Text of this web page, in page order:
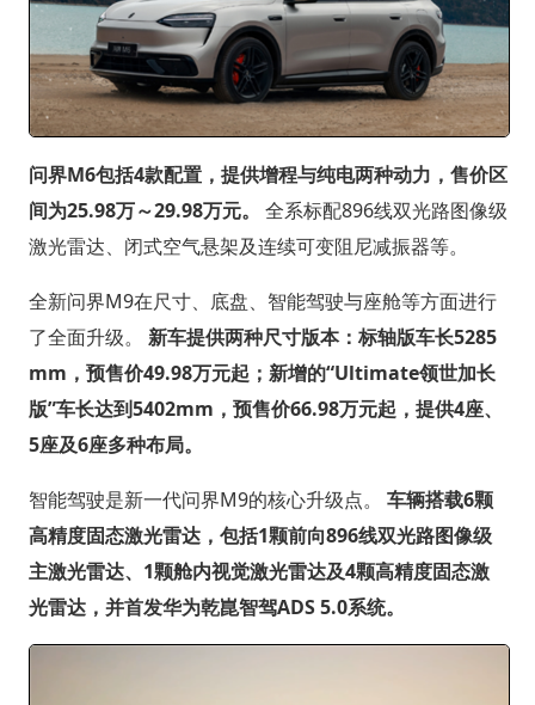
问界M6包括4款配置，提供增程与纯电两种动力，售价区
间为25.98万～29.98万元。
全系标配896线双光路图像级
激光雷达、闭式空气悬架及连续可变阻尼减振器等。
全新问界M9在尺寸、底盘、智能驾驶与座舱等方面进行
了全面升级。 新车提供两种尺寸版本：标轴版车长5285
mm，预售价49.98万元起；新增的“Ultimate领世加长
版”车长达到5402mm，预售价66.98万元起，提供4座、
5座及6座多种布局。
智能驾驶是新一代问界M9的核心升级点。 车辆搭载6颗
高精度固态激光雷达，包括1颗前向896线双光路图像级
主激光雷达、1颗舱内视觉激光雷达及4颗高精度固态激
光雷达，并首发华为乾崑智驾ADS 5.0系统。